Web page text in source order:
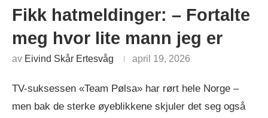
Fikk hatmeldinger: – Fortalte
meg hvor lite mann jeg er
av Eivind Skår Ertesvåg april 19, 2026
TV-suksessen «Team Pølsa» har rørt hele Norge –
men bak de sterke øyeblikkene skjuler det seg også